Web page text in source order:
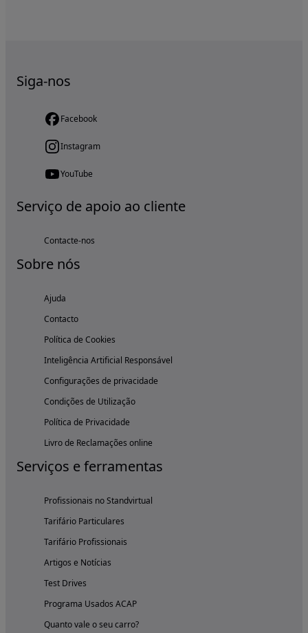
Siga-nos
Facebook
Instagram
YouTube
Serviço de apoio ao cliente
Contacte-nos
Sobre nós
Ajuda
Contacto
Política de Cookies
Inteligência Artificial Responsável
Configurações de privacidade
Condições de Utilização
Política de Privacidade
Livro de Reclamações online
Serviços e ferramentas
Profissionais no Standvirtual
Tarifário Particulares
Tarifário Profissionais
Artigos e Notícias
Test Drives
Programa Usados ACAP
Quanto vale o seu carro?